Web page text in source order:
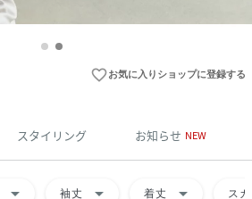
favorite_borderお気に入りショップに登録する
スタイリング お知らせ NEW
arrow_drop_down 袖丈 arrow_drop_down 着丈 arrow_drop_down ス